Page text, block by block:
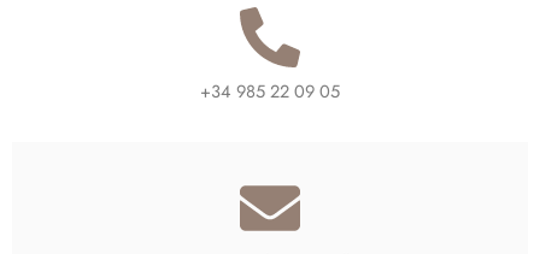
+34 985 22 09 05